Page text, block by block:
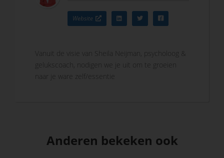
Website
Vanuit de visie van Sheila Neijman, psycholoog &
gelukscoach, nodigen we je uit om te groeien
naar je ware zelf/essentie
Anderen bekeken ook